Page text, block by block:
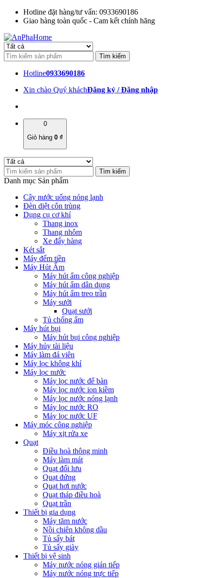
Hotline đặt hàng/tư vấn: 0933690186
Giao hàng toàn quốc - Cam kết chính hãng
Hotline0933690186
Xin chào Quý kháchĐăng ký / Đăng nhập
0
Giỏ hàng 0 ₫
Danh mục Sản phẩm
Cây nước uống nóng lạnh
Đèn diệt côn trùng
Dụng cụ cơ khí
Thang inox
Thang nhôm
Xe đẩy hàng
Két sắt
Máy đếm tiền
Máy Hút Ẩm
Máy hút ẩm công nghiệp
Máy hút ẩm dân dụng
Máy hút ẩm treo trần
Máy sưởi
Quạt sưởi
Tủ chống ẩm
Máy hút bụi
Máy hút bụi công nghiệp
Máy hủy tài liệu
Máy làm đá viên
Máy lọc không khí
Máy lọc nước
Máy lọc nước để bàn
Máy lọc nước ion kiềm
Máy lọc nước nóng lạnh
Máy lọc nước RO
Máy lọc nước UF
Máy móc công nghiệp
Máy xịt rửa xe
Quạt
Điều hoà thông minh
Máy làm mát
Quạt đối lưu
Quạt đứng
Quạt hơi nước
Quạt tháp điều hoà
Quạt trần
Thiết bị gia dụng
Máy tăm nước
Nồi chiên không dầu
Tủ sấy bát
Tủ sấy giày
Thiết bị vệ sinh
Máy nước nóng gián tiếp
Máy nước nóng trực tiếp